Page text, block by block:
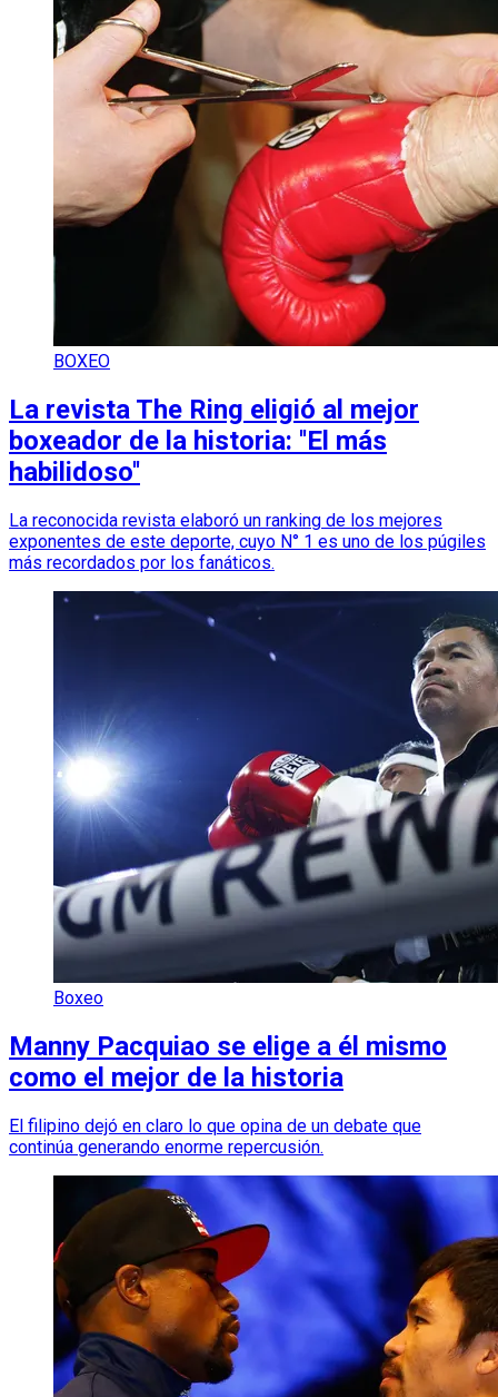
BOXEO
La revista The Ring eligió al mejor
boxeador de la historia: ''El más
habilidoso''
La reconocida revista elaboró un ranking de los mejores
exponentes de este deporte, cuyo N° 1 es uno de los púgiles
más recordados por los fanáticos.
Boxeo
Manny Pacquiao se elige a él mismo
como el mejor de la historia
El filipino dejó en claro lo que opina de un debate que
continúa generando enorme repercusión.